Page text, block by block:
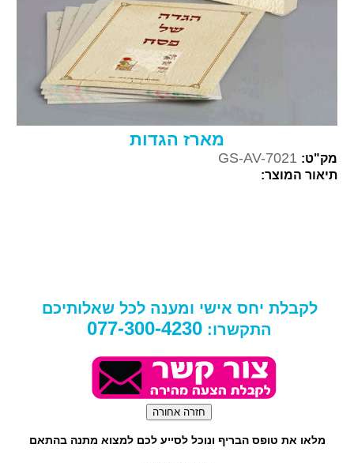
מארז הגדות
מק"ט: GS-AV-7021
תיאור המוצר:
לקבלת יחס אישי ומענה לכל שאלותיכם
התקשרו: 077-300-4230
מלאו את טופס הבריף ונוכל לסייע לכם למצוא מתנה בהתאם